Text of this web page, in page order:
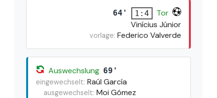
64' 1:4
Tor
Vinícius Júnior
vorlage: Federico Valverde
Auswechslung 69'
eingewechselt: Raúl García
ausgewechselt: Moi Gómez